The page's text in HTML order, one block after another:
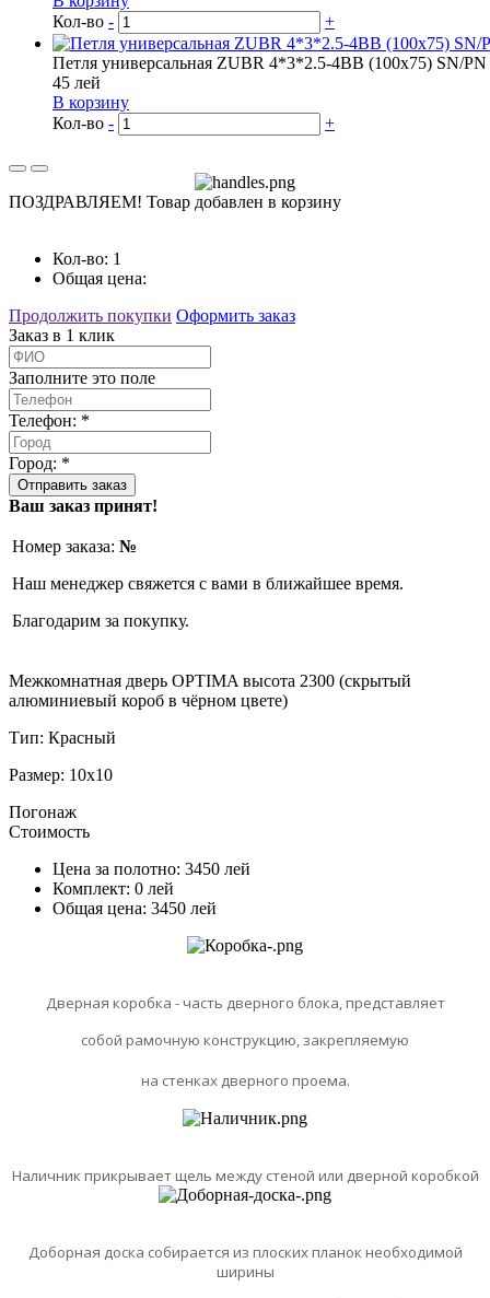
Кол-во - +
Петля универсальная ZUBR 4*3*2.5-4BB (100x75) SN/РN
45 лей
В корзину
Кол-во - +
ПОЗДРАВЛЯЕМ! Товар добавлен в корзину
Кол-во: 1
Общая цена:
Продолжить покупки Оформить заказ
Заказ в 1 клик
Заполните это поле
Телефон: *
Город: *
Ваш заказ принят!
Номер заказа: №
Наш менеджер свяжется с вами в ближайшее время.
Благодарим за покупку.
Межкомнатная дверь OPTIMA высота 2300 (скрытый
алюминиевый короб в чёрном цвете)
Тип: Красный
Размер: 10x10
Погонаж
Стоимость
Цена за полотно: 3450 лей
Комплект: 0 лей
Общая цена: 3450 лей
Дверная коробка - часть дверного блока, представляет
собой рамочную конструкцию, закрепляемую
на стенках дверного проема.
Наличник прикрывает щель между стеной или дверной коробкой
Доборная доска собирается из плоских планок необходимой
ширины